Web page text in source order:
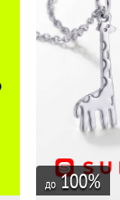
до 100%